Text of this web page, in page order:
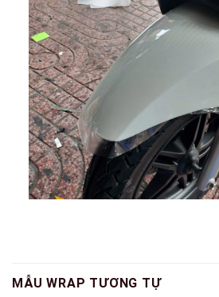
MẪU WRAP TƯƠNG TỰ